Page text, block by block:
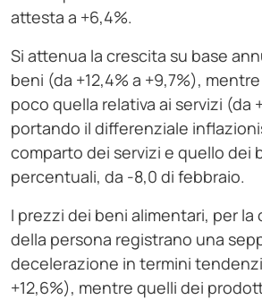
attesta a +6,4%.
Si attenua la crescita su base
beni (da +12,4% a +9,7%),
poco quella relativa ai servizi (da
portando il differenziale
comparto dei servizi e quello dei
percentuali, da -8,0 di febbraio.
I prezzi dei beni alimentari, per la
della persona registrano una
decelerazione in termini
+12,6%), mentre quelli dei